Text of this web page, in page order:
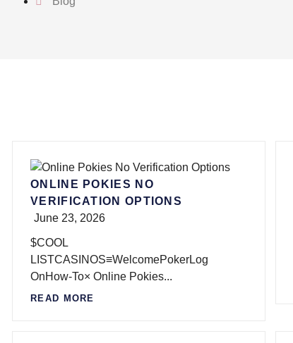
ONLINE POKIES NO
VERIFICATION OPTIONS
June 23, 2026
$COOL
LISTCASINOS≡WelcomePokerLog
OnHow-To× Online Pokies...
READ MORE